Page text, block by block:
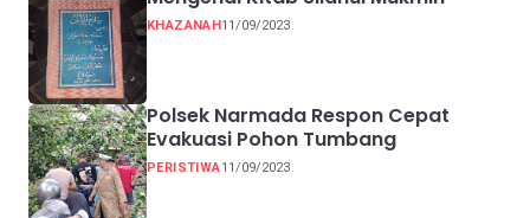
KHAZANAH11/09/2023
Polsek Narmada Respon Cepat
Evakuasi Pohon Tumbang
PERISTIWA11/09/2023